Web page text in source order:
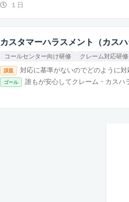
１日
カスタマーハラスメント（カス
コールセンター向け研修 クレーム対応研修
課題 対応に基準がないのでどのように対
ゴール 誰もが安心してクレーム・カスハ